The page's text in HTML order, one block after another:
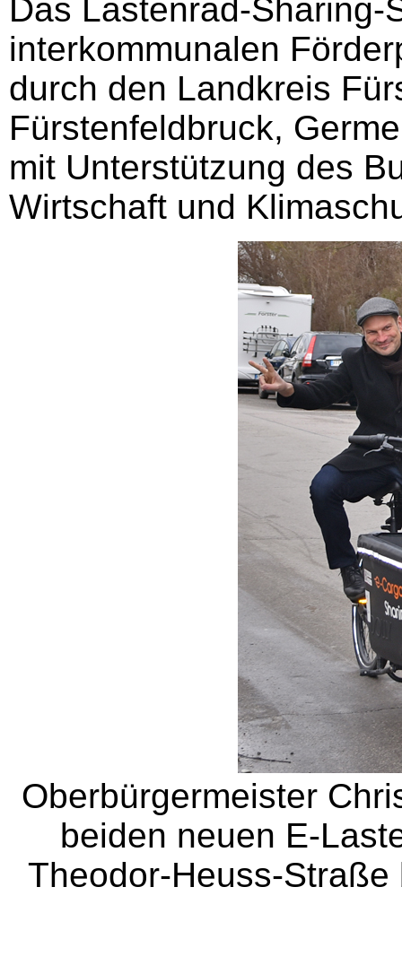
Das Lastenrad-
interkommunalen
durch den Landkreis
Fürstenfeldbruck,
mit Unterstützung des
Wirtschaft und
Oberbürgermeister
beiden neuen E-
Theodor-Heuss-